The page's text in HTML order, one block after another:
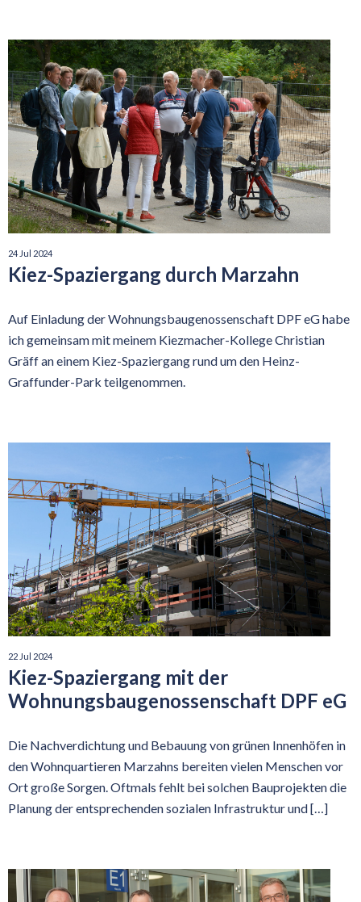
24 Jul 2024
Kiez-Spaziergang durch Marzahn
Auf Einladung der Wohnungsbaugenossenschaft DPF eG habe
ich gemeinsam mit meinem Kiezmacher-Kollege Christian
Gräff an einem Kiez-Spaziergang rund um den Heinz-
Graffunder-Park teilgenommen.
22 Jul 2024
Kiez-Spaziergang mit der
Wohnungsbaugenossenschaft DPF eG
Die Nachverdichtung und Bebauung von grünen Innenhöfen in
den Wohnquartieren Marzahns bereiten vielen Menschen vor
Ort große Sorgen. Oftmals fehlt bei solchen Bauprojekten die
Planung der entsprechenden sozialen Infrastruktur und […]